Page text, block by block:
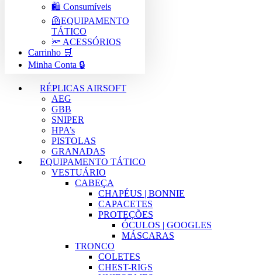
🛍️ Consumíveis
🦺EQUIPAMENTO
TÁTICO
🔦 ACESSÓRIOS
Carrinho 🛒
Minha Conta 🔒
RÉPLICAS AIRSOFT
AEG
GBB
SNIPER
HPA’s
PISTOLAS
GRANADAS
EQUIPAMENTO TÁTICO
VESTUÁRIO
CABEÇA
CHAPÉUS | BONNIE
CAPACETES
PROTEÇÕES
ÓCULOS | GOOGLES
MÁSCARAS
TRONCO
COLETES
CHEST-RIGS